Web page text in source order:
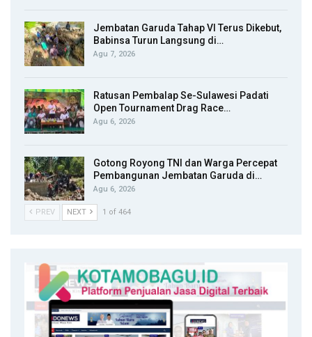
Jembatan Garuda Tahap VI Terus Dikebut,
Babinsa Turun Langsung di…
Agu 7, 2026
Ratusan Pembalap Se-Sulawesi Padati
Open Tournament Drag Race…
Agu 6, 2026
Gotong Royong TNI dan Warga Percepat
Pembangunan Jembatan Garuda di…
Agu 6, 2026
PREV NEXT 1 of 464